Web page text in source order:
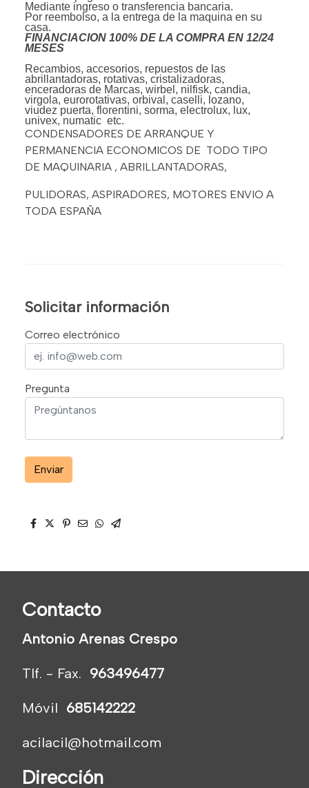
Mediante ingreso o transferencia bancaria.
Por reembolso, a la entrega de la maquina en su
casa.
FINANCIACION 100% DE LA COMPRA EN 12/24
MESES
Recambios, accesorios, repuestos de las
abrillantadoras, rotativas, cristalizadoras,
enceradoras de Marcas, wirbel, nilfisk, candia,
virgola, eurorotativas, orbival, caselli, lozano,
viudez puerta, florentini, sorma, electrolux, lux,
univex, numatic etc.
CONDENSADORES DE ARRANQUE Y
PERMANENCIA ECONOMICOS DE TODO TIPO
DE MAQUINARIA , ABRILLANTADORAS,
PULIDORAS, ASPIRADORES, MOTORES ENVIO A
TODA ESPAÑA
Solicitar información
Correo electrónico
Pregunta
Enviar
Contacto
Antonio Arenas Crespo
Tlf. - Fax. 963496477
Móvil 685142222
acilacil@hotmail.com
Dirección